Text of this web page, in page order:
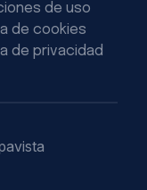
de uso
de cookies
de privacidad